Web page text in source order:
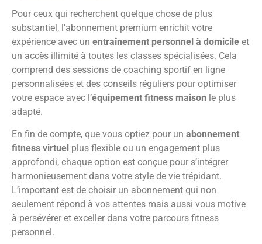
Pour ceux qui recherchent quelque chose de plus
substantiel, l’abonnement premium enrichit votre
expérience avec un entraînement personnel à domicile et
un accès illimité à toutes les classes spécialisées. Cela
comprend des sessions de coaching sportif en ligne
personnalisées et des conseils réguliers pour optimiser
votre espace avec l’équipement fitness maison le plus
adapté.
En fin de compte, que vous optiez pour un abonnement
fitness virtuel plus flexible ou un engagement plus
approfondi, chaque option est conçue pour s’intégrer
harmonieusement dans votre style de vie trépidant.
L’important est de choisir un abonnement qui non
seulement répond à vos attentes mais aussi vous motive
à persévérer et exceller dans votre parcours fitness
personnel.